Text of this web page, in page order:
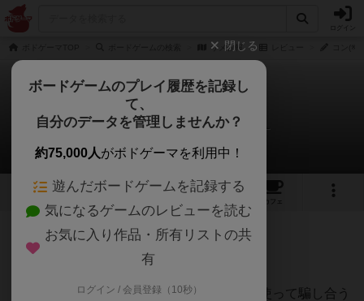
サメ警報
サメ警報
コン(※個人の主観です。)さんのレビュー
4 5
カフェ
298名 0名 9年以上前
サメとイルカ、たった二種類のカードを使って騙し合う
閉じる
ボードゲームのプレイ履歴を記録し
て、
自分のデータを管理しませんか？
約75,000人がボドゲーマを利用中！
遊んだボードゲームを記録する
気になるゲームのレビューを読む
お気に入り作品・所有リストの共
有
ログイン / 会員登録（10秒）